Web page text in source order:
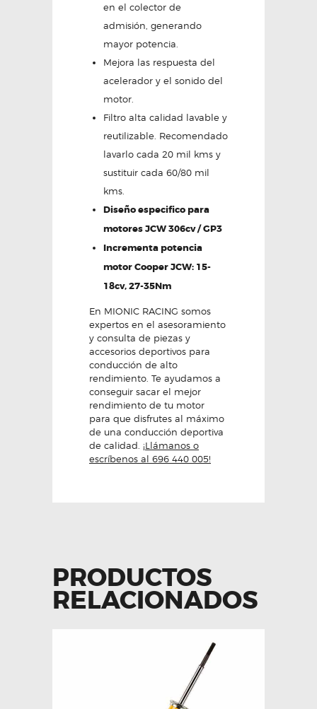
en el colector de
admisión, generando
mayor potencia.
Mejora las respuesta del
acelerador y el sonido del
motor.
Filtro alta calidad lavable y
reutilizable. Recomendado
lavarlo cada 20 mil kms y
sustituir cada 60/80 mil
kms.
Diseño especifico para
motores JCW 306cv / GP3
Incrementa potencia
motor Cooper JCW: 15-
18cv, 27-35Nm
En MIONIC RACING somos
expertos en el asesoramiento
y consulta de piezas y
accesorios deportivos para
conducción de alto
rendimiento. Te ayudamos a
conseguir sacar el mejor
rendimiento de tu motor
para que disfrutes al máximo
de una conducción deportiva
de calidad. ¡Llámanos o
escríbenos al 696 440 005!
PRODUCTOS
RELACIONADOS